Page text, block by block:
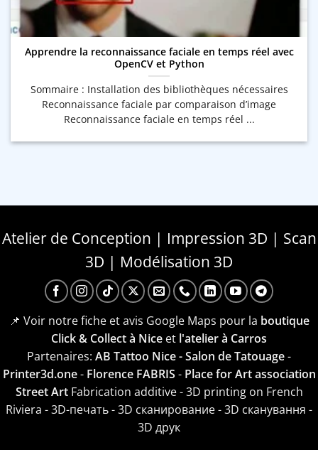
Apprendre la reconnaissance faciale en temps réel avec
OpenCV et Python
Sommaire : Installation des bibliothèques nécessaires
Reconnaissance faciale par comparaison d’image
Reconnaissance faciale en temps réel ...
Atelier de Conception | Impression 3D | Scan
3D | Modélisation 3D
📌 Voir notre fiche et avis Google Maps pour la boutique
Click & Collect à Nice et l'atelier à Carros
Partenaires: AB Tattoo Nice - Salon de Tatouage-
Printer3d.one- Florence FABRIS - Place for Art association
Street ArtFabrication additive - 3D printing on French
Riviera - 3D-печать - 3D сканирование - 3D сканування -
3D друк